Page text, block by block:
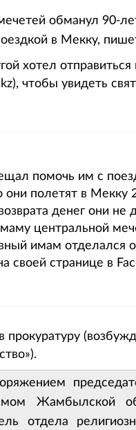
обманул 90-
в Мекку,
хотел
чтобы увидеть
помочь им с
они полетят в Мекку
денег они не
центральной
имам отделался
своей странице в
прокуратуру
Жамбылской
отдела